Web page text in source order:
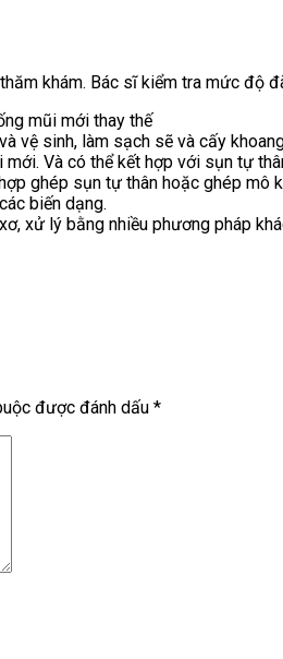
khám. Bác sĩ kiểm tra mức độ
mũi mới thay thế
vệ sinh, làm sạch sẽ và cấy
Và có thể kết hợp với sụn tự
ghép sụn tự thân hoặc ghép mô
biến dạng.
xử lý bằng nhiều phương pháp
được đánh dấu *